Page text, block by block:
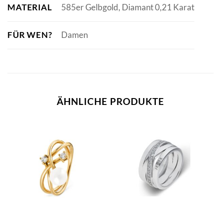
MATERIAL 585er Gelbgold, Diamant 0,21 Karat
FÜR WEN? Damen
ÄHNLICHE PRODUKTE